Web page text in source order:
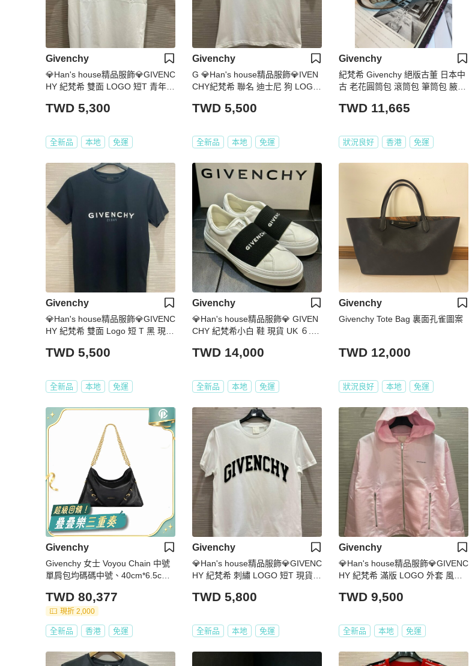
Givenchy
💎Han's house精品服飾💎GIVENC
HY 紀梵希 雙面 LOGO 短T 青年款
TWD 5,300
全新品 本地 免運
Givenchy
G 💎Han's house精品服飾💎IVEN
CHY紀梵希 聯名 迪士尼 狗 LOGO
TWD 5,500
全新品 本地 免運
Givenchy
紀梵希 Givenchy 絕版古董 日本中
古 老花圓筒包 滾筒包 筆筒包 腋下
TWD 11,665
狀況良好 香港 免運
Givenchy
💎Han's house精品服飾💎GIVENC
HY 紀梵希 雙面 Logo 短 T 黑 現貨
TWD 5,500
全新品 本地 免運
Givenchy
💎Han's house精品服飾💎 GIVEN
CHY 紀梵希小白 鞋 現貨 UK ６.5
TWD 14,000
全新品 本地 免運
Givenchy
Givenchy Tote Bag 裏面孔雀圖案
TWD 12,000
狀況良好 本地 免運
Givenchy
Givenchy 女士 Voyou Chain 中號
單肩包均碼碼中號、40cm*6.5cm*
TWD 80,377
現折 2,000
全新品 香港 免運
Givenchy
💎Han's house精品服飾💎GIVENC
HY 紀梵希 刺繡 LOGO 短T 現貨
TWD 5,800
全新品 本地 免運
Givenchy
💎Han's house精品服飾💎GIVENC
HY 紀梵希 滿版 LOGO 外套 風衣
TWD 9,500
全新品 本地 免運